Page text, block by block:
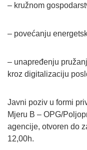
– kružnom
– povećanju
– unapređenju
kroz digitalizaciju
Javni poziv u formi
Mjeru B – OPG/
agencije, otvoren do
12,00h.